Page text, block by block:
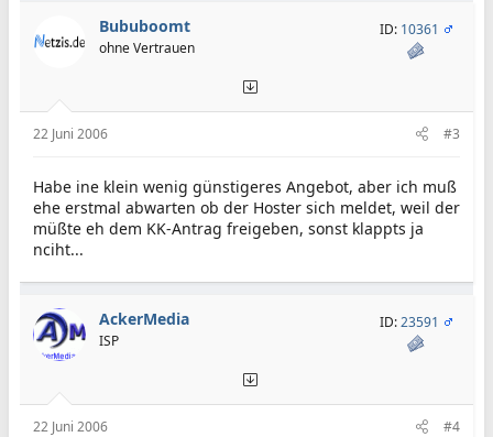
Bububoomt
ohne Vertrauen
ID: 10361
22 Juni 2006 #3
Habe ine klein wenig günstigeres Angebot, aber ich muß
ehe erstmal abwarten ob der Hoster sich meldet, weil der
müßte eh dem KK-Antrag freigeben, sonst klappts ja
nciht...
AckerMedia
ISP
ID:23591
22 Juni 2006 #4